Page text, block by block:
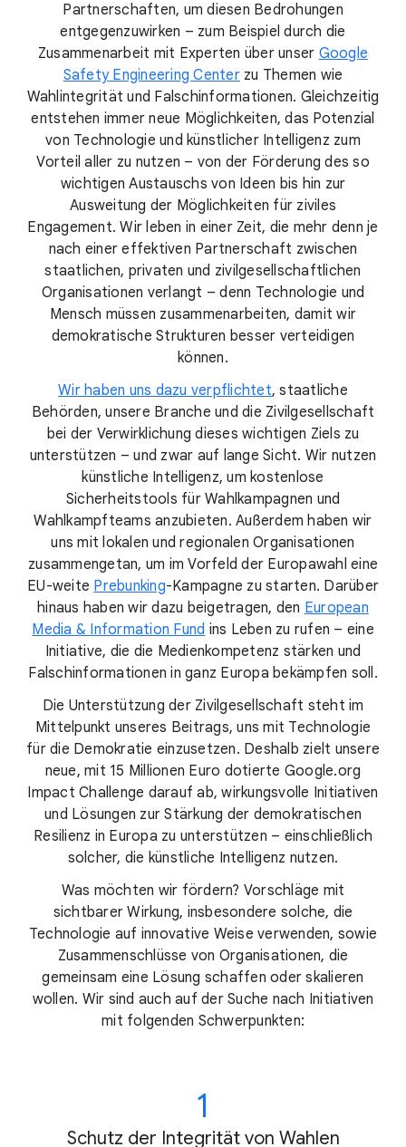
Partnerschaften, um diesen Bedrohungen
entgegenzuwirken – zum Beispiel durch die
Zusammenarbeit mit Experten über unser Google
Safety Engineering Centerzu Themen wie
Wahlintegrität und Falschinformationen. Gleichzeitig
entstehen immer neue Möglichkeiten, das Potenzial
von Technologie und künstlicher Intelligenz zum
Vorteil aller zu nutzen – von der Förderung des so
wichtigen Austauschs von Ideen bis hin zur
Ausweitung der Möglichkeiten für ziviles
Engagement. Wir leben in einer Zeit, die mehr denn je
nach einer effektiven Partnerschaft zwischen
staatlichen, privaten und zivilgesellschaftlichen
Organisationen verlangt – denn Technologie und
Mensch müssen zusammenarbeiten, damit wir
demokratische Strukturen besser verteidigen
können.
Wir haben uns dazu verpflichtet, staatliche
Behörden, unsere Branche und die Zivilgesellschaft
bei der Verwirklichung dieses wichtigen Ziels zu
unterstützen – und zwar auf lange Sicht. Wir nutzen
künstliche Intelligenz, um kostenlose
Sicherheitstools für Wahlkampagnen und
Wahlkampfteams anzubieten. Außerdem haben wir
uns mit lokalen und regionalen Organisationen
zusammengetan, um im Vorfeld der Europawahl eine
EU-weite Prebunking-Kampagne zu starten. Darüber
hinaus haben wir dazu beigetragen, den European
Media & Information Fund ins Leben zu rufen – eine
Initiative, die die Medienkompetenz stärken und
Falschinformationen in ganz Europa bekämpfen soll.
Die Unterstützung der Zivilgesellschaft steht im
Mittelpunkt unseres Beitrags, uns mit Technologie
für die Demokratie einzusetzen. Deshalb zielt unsere
neue, mit 15 Millionen Euro dotierte Google.org
Impact Challenge darauf ab, wirkungsvolle Initiativen
und Lösungen zur Stärkung der demokratischen
Resilienz in Europa zu unterstützen – einschließlich
solcher, die künstliche Intelligenz nutzen.
Was möchten wir fördern? Vorschläge mit
sichtbarer Wirkung, insbesondere solche, die
Technologie auf innovative Weise verwenden, sowie
Zusammenschlüsse von Organisationen, die
gemeinsam eine Lösung schaffen oder skalieren
wollen. Wir sind auch auf der Suche nach Initiativen
mit folgenden Schwerpunkten:
1
Schutz der Integrität von Wahlen